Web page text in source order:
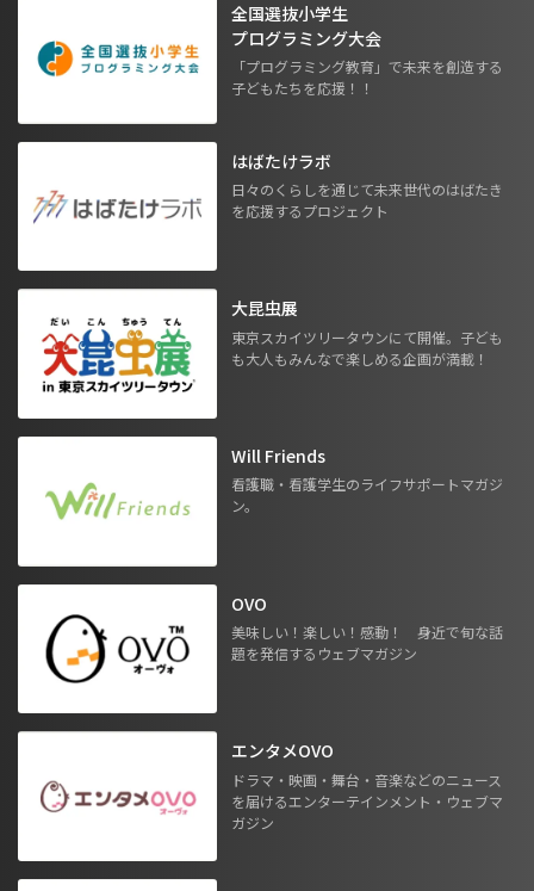
全国選抜小学生
プログラミング大会
「プログラミング教育」で未来を創造する
子どもたちを応援！！
はばたけラボ
日々のくらしを通じて未来世代のはばたき
を応援するプロジェクト
大昆虫展
東京スカイツリータウンにて開催。子ども
も大人もみんなで楽しめる企画が満載！
Will Friends
看護職・看護学生のライフサポートマガジ
ン。
OVO
美味しい！楽しい！感動！ 身近で旬な話
題を発信するウェブマガジン
エンタメOVO
ドラマ・映画・舞台・音楽などのニュース
を届けるエンターテインメント・ウェブマ
ガジン